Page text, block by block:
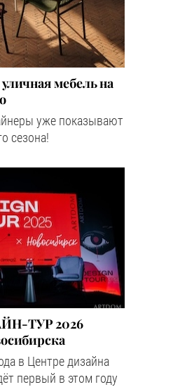
мебель на
уже показывают
сезона!
ТУР 2026
в Центре дизайна
первый в этом году